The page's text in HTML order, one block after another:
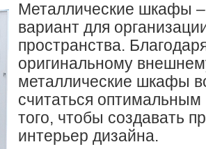
Металлические шкафы
вариант для
пространства.
оригинальному
металлические шкафы
считаться
того, чтобы создавать
интерьер дизайна.